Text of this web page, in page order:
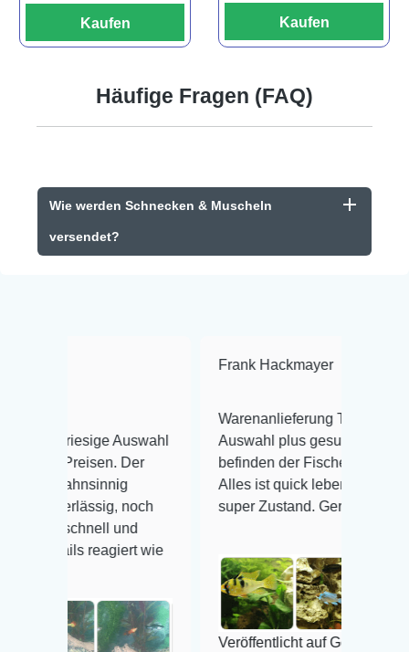
Kaufen Kaufen
Häufige Fragen (FAQ)
Wie werden Schnecken & Muscheln
versendet?
Auswahl
noch
wie
Frank Hackmayer ★★★★
Warenanlieferung Top und die
Auswahl plus gesundheitliches
befinden der Fische einwandfrei.
Alles ist quick lebendig und im
super Zustand. Gerne wieder 😃
Veröffentlicht auf Google